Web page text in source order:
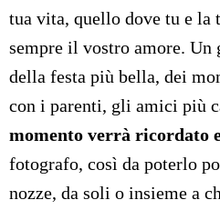
tua vita, quello dove tu e la
sempre il vostro amore. Un
della festa più bella, dei
con i parenti, gli amici più
momento verrà ricordato
fotografo, così da poterlo
nozze, da soli o insieme a